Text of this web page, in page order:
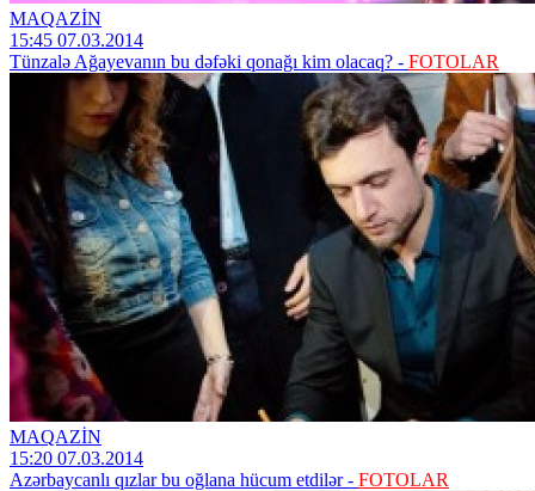
MAQAZİN
15:45 07.03.2014
Tünzalə Ağayevanın bu dəfəki qonağı kim olacaq? - FOTOLAR
MAQAZİN
15:20 07.03.2014
Azərbaycanlı qızlar bu oğlana hücum etdilər - FOTOLAR